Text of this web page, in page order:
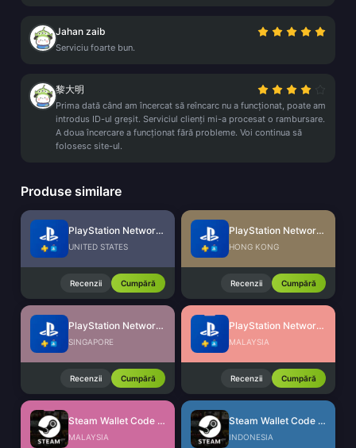
Jahan zaib
Serviciu foarte bun.
黎大明
Prima dată când am încercat să reîncarc nu a funcționat, poate am
introdus ID-ul greșit. Serviciul clienți mi-a procesat o rambursare.
A doua încercare a funcționat fără probleme. Voi continua să
folosesc site-ul.
Produse similare
PlayStation Network Card (US)
UNITED STATES
Recenzii Cumpără
PlayStation Network Card (HK)
HONG KONG
Recenzii Cumpără
PlayStation Network Card (SG)
SINGAPORE
Recenzii Cumpără
PlayStation Network Card (MY)
MALAYSIA
Recenzii Cumpără
Steam Wallet Code (MYR)
MALAYSIA
Steam Wallet Code (IDR)
INDONESIA